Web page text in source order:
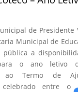
de Presidente
Municipal de
pública a
o ano letivo
ao Termo de
celebrado entre o